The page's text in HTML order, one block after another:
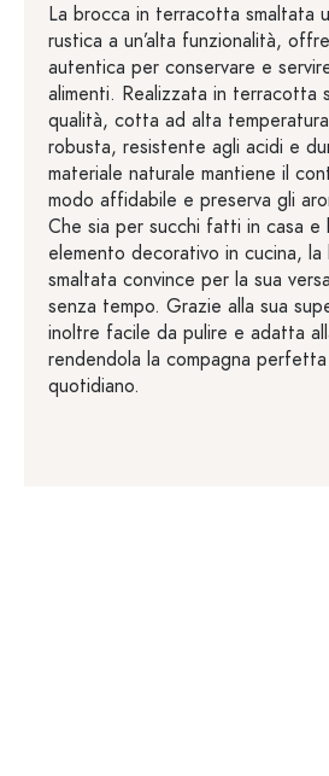
La brocca in terracotta smaltata
rustica a un’alta funzionalità,
autentica per conservare e
alimenti. Realizzata in terracotta
qualità, cotta ad alta
robusta, resistente agli acidi e
materiale naturale mantiene il
modo affidabile e preserva gli
Che sia per succhi fatti in casa e
elemento decorativo in cucina,
smaltata convince per la sua
senza tempo. Grazie alla sua
inoltre facile da pulire e adatta
rendendola la compagna perfetta
quotidiano.